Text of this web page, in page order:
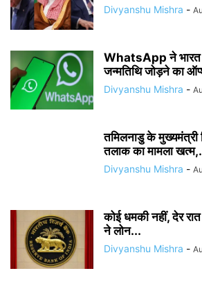
Divyanshu Mishra -
WhatsApp ने भारत
जन्मतिथि जोड़ने का
Divyanshu Mishra -
तमिलनाडु के
तलाक का मामला
Divyanshu Mishra -
कोई धमकी नहीं, देर
ने लोन...
Divyanshu Mishra -